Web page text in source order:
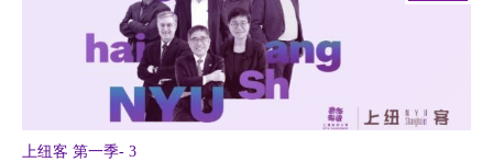
上纽客 第一季- 3